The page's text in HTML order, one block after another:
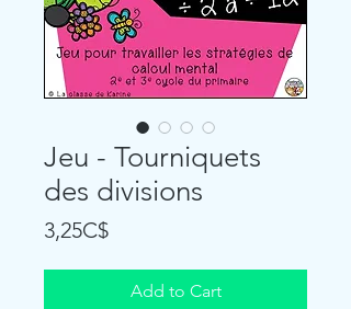
Jeu - Tourniquets
des divisions
3,25C$Price
Add to Cart